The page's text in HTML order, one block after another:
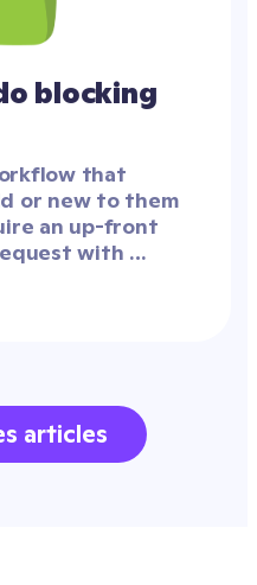
blocking
that
or new to them
an up-front
with
This often
curiosity to
articles